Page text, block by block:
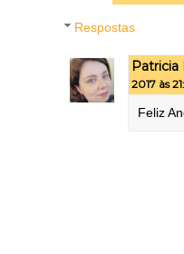
Respostas
Patricia
2017 às
Feliz